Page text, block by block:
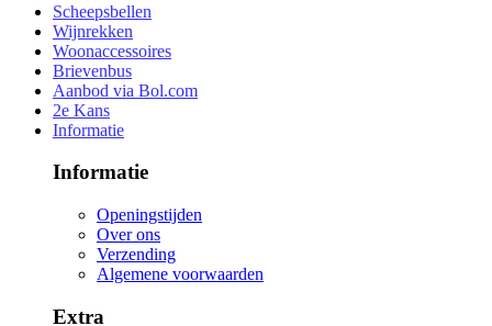
Scheepsbellen
Wijnrekken
Woonaccessoires
Brievenbus
Aanbod via Bol.com
2e Kans
Informatie
Informatie
Openingstijden
Over ons
Verzending
Algemene voorwaarden
Extra